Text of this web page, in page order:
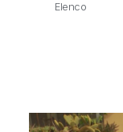
Elenco